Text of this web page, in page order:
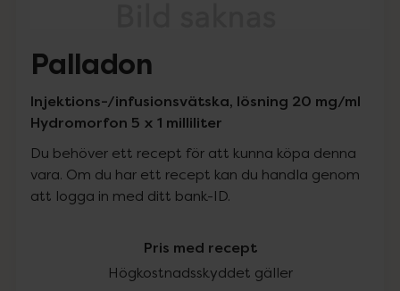
Palladon
Injektions-/infusionsvätska, lösning 20 mg/ml
Hydromorfon 5 x 1 milliliter
Du behöver ett recept för att kunna köpa denna
vara. Om du har ett recept kan du handla genom
att logga in med ditt bank-ID.
Pris med recept
Högkostnadsskyddet gäller